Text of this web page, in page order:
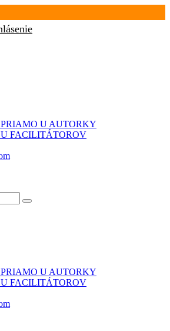
U AUTORKY
FACILITÁTOROV
U AUTORKY
FACILITÁTOROV